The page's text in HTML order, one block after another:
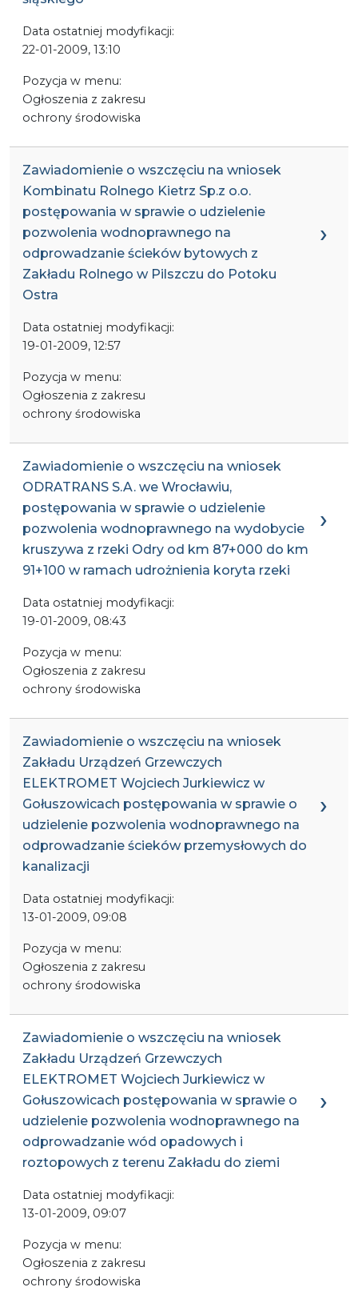
Data ostatniej modyfikacji:
22-01-2009, 13:10
Pozycja w menu:
Ogłoszenia z zakresu
ochrony środowiska
Zawiadomienie o wszczęciu na wniosek
Kombinatu Rolnego Kietrz Sp.z o.o.
postępowania w sprawie o udzielenie
pozwolenia wodnoprawnego na
odprowadzanie ścieków bytowych z
Zakładu Rolnego w Pilszczu do Potoku
Ostra
Data ostatniej modyfikacji:
19-01-2009, 12:57
Pozycja w menu:
Ogłoszenia z zakresu
ochrony środowiska
Zawiadomienie o wszczęciu na wniosek
ODRATRANS S.A. we Wrocławiu,
postępowania w sprawie o udzielenie
pozwolenia wodnoprawnego na wydobycie
kruszywa z rzeki Odry od km 87+000 do km
91+100 w ramach udrożnienia koryta rzeki
Data ostatniej modyfikacji:
19-01-2009, 08:43
Pozycja w menu:
Ogłoszenia z zakresu
ochrony środowiska
Zawiadomienie o wszczęciu na wniosek
Zakładu Urządzeń Grzewczych
ELEKTROMET Wojciech Jurkiewicz w
Gołuszowicach postępowania w sprawie o
udzielenie pozwolenia wodnoprawnego na
odprowadzanie ścieków przemysłowych do
kanalizacji
Data ostatniej modyfikacji:
13-01-2009, 09:08
Pozycja w menu:
Ogłoszenia z zakresu
ochrony środowiska
Zawiadomienie o wszczęciu na wniosek
Zakładu Urządzeń Grzewczych
ELEKTROMET Wojciech Jurkiewicz w
Gołuszowicach postępowania w sprawie o
udzielenie pozwolenia wodnoprawnego na
odprowadzanie wód opadowych i
roztopowych z terenu Zakładu do ziemi
Data ostatniej modyfikacji:
13-01-2009, 09:07
Pozycja w menu:
Ogłoszenia z zakresu
ochrony środowiska